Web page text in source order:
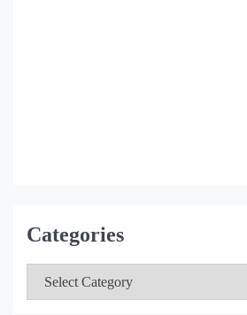
Categories